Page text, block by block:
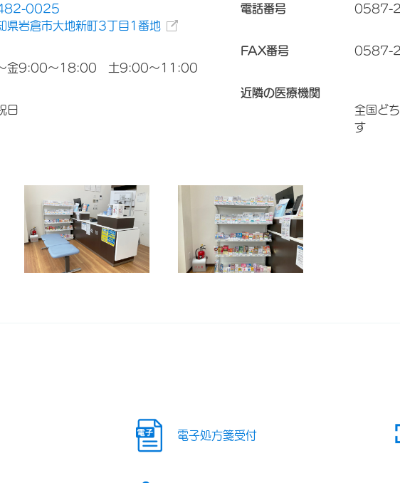
0025
県岩倉市大地新町3丁目1番地
金9:00～18:00 土9:00～11:00
日
電話番号 0587-
FAX番号 0587-
近隣の医療機関
全国ど
す
電子処方箋受付